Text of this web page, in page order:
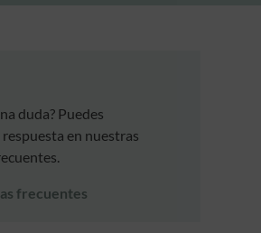
duda? Puedes
en nuestras
frecuentes